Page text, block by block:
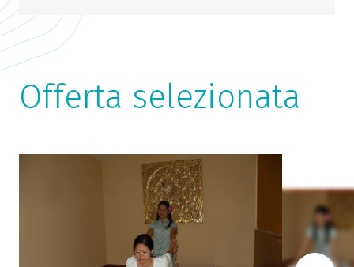
Offerta selezionata